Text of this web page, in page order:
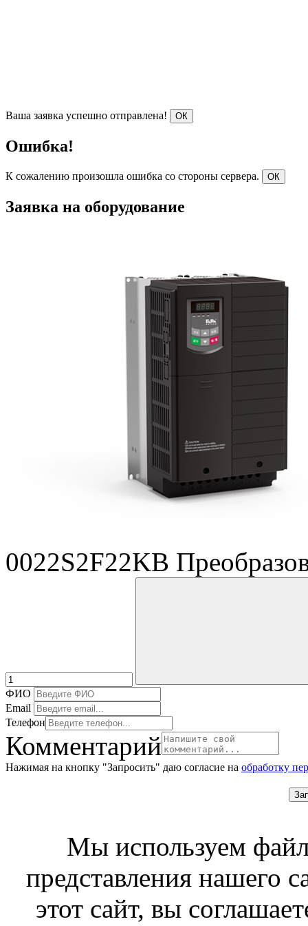
Ваша заявка успешно отправлена! ОК
Ошибка!
К сожалению произошла ошибка со стороны сервера. ОК
Заявка на оборудование
0022S2F22KB
ФИО
Email
Телефон
Комментарий
Нажимая на кнопку "Запросить" даю согласие на обработку
Мы используем
представления нашего
этот сайт, вы